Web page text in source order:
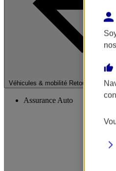
Véhicules & mobilité Retour à la
Assurance Auto